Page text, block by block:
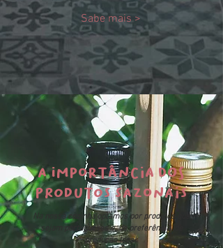
Sabe mais >
A importância dos
produtos sazonais
Na nossa cozinha optamos por produtos que
sejam portugueses e, de preferência, de
produção local.